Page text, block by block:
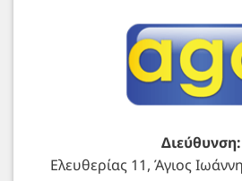
Διεύθυνση:
Ελευθερίας 11, Άγιος